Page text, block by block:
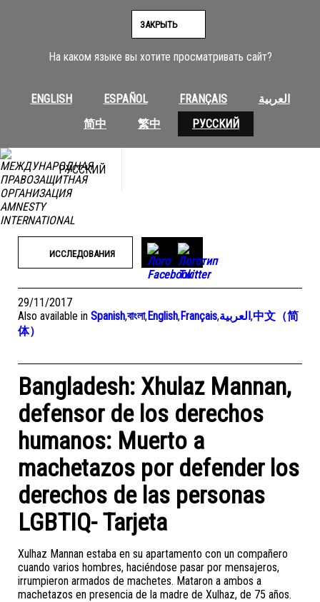
На каком языке вы хотите просматривать сайт?
ENGLISH ESPAÑOL FRANÇAIS
العربية
简中
繁中 РУССКИЙ
ЗАКРЫТЬ
РУССКИЙ
ИССЛЕДОВАНИЯ
29/11/2017
Also available in Spanish,বাংলা,English,Français,العربية,中文（简
体）
Bangladesh: Xhulaz Mannan,
defensor de los derechos
humanos: Muerto a
machetazos por defender los
derechos de las personas
LGBTIQ- Tarjeta
Xulhaz Mannan estaba en su apartamento con un compañero
cuando varios hombres, haciéndose pasar por mensajeros,
irrumpieron armados de machetes. Mataron a ambos a
machetazos en presencia de la madre de Xulhaz, de 75 años.